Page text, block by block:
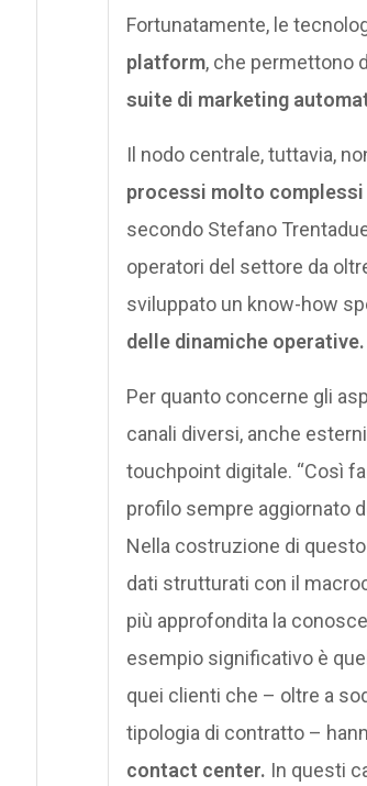
Fortunatamente, le
platform, che permettono
suite di marketing
Il nodo centrale, tuttavia,
processi molto
secondo Stefano
operatori del settore da
sviluppato un know-how
delle dinamiche operative.
Per quanto concerne gli
canali diversi, anche
touchpoint digitale. “Così
profilo sempre aggiornato
Nella costruzione di
dati strutturati con il
più approfondita la
esempio significativo è
quei clienti che – oltre a
tipologia di contratto –
contact center. In questi